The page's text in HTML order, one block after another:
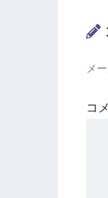
メ
コ